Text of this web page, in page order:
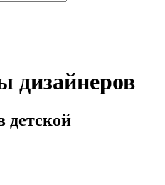
дизайнеров
детской